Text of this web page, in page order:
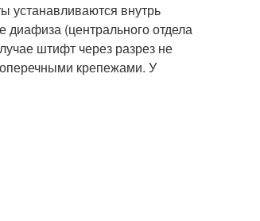
устанавливаются внутрь
диафиза (центрального отдела
штифт через разрез не
крепежами. У